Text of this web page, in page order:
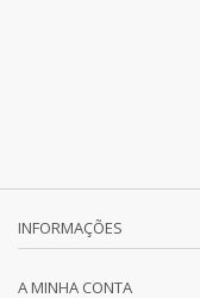
INFORMAÇÕES
A MINHA CONTA